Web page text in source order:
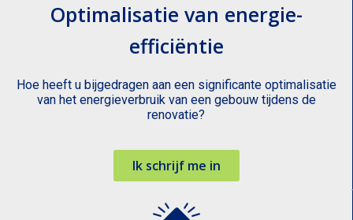
Optimalisatie van energie-
efficiëntie
Hoe heeft u bijgedragen aan een significante optimalisatie
van het energieverbruik van een gebouw tijdens de
renovatie?
Ik schrijf me in